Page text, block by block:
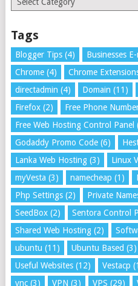
Tags
Blogger Tips(4) Businesses E-
Chrome(4) Chrome
directadmin (4) Domain (11)
Firefox(2) Free Phone
Free Web Hosting Control Panel
Godaddy Promo Code(6)
Lanka Web Hosting(3) Linux
myVesta (3) namecheap (1)
Php Settings(2) Private
SeedBox(2) Sentora Control
Shared Web Hosting(2)
ubuntu (11) Ubuntu Based (3)
Useful Websites(12) Vestacp
vnc(3) VPN (3) VPS (29)